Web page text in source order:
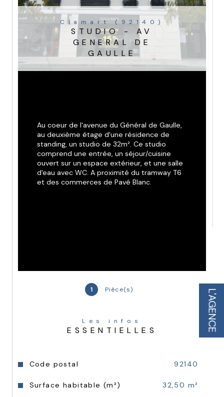
L'AGENCE
Clamart (92140)
STUDIO - AV
GENERAL DE
GAULLE
1 Pièce(s)
Les infos
ESSENTIELLES
Caractéristiques Valeurs
Code postal 92140
Surface habitable (m²) 32,50 m²
Au coeur de l'avenue du Général de Gaulle,
au deuxième étage d'une résidence de
standing, un studio de 32m². Ce studio
comprend une entrée, un séjour/cuisine
ouvert sur un espace extérieur, et une salle
d'eau avec WC. A proximité du tramway T6
et des commerces de Pavé Blanc.